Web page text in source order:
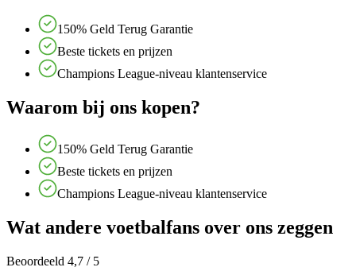
150% Geld Terug Garantie
Beste tickets en prijzen
Champions League-niveau klantenservice
Waarom bij ons kopen?
150% Geld Terug Garantie
Beste tickets en prijzen
Champions League-niveau klantenservice
Wat andere voetbalfans over ons zeggen
Beoordeeld 4,7 / 5